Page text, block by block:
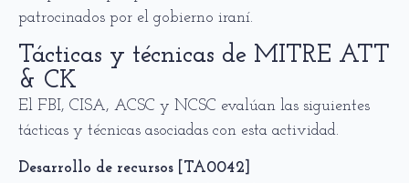
patrocinados por el gobierno iraní.
Tácticas y técnicas de MITRE ATT
& CK
El FBI, CISA, ACSC y NCSC evalúan las siguientes
tácticas y técnicas asociadas con esta actividad.
Desarrollo de recursos [TA0042]